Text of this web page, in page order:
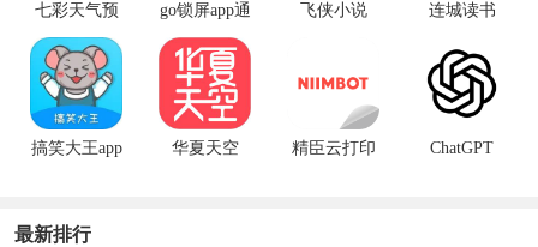
七彩天气预
报app
go锁屏app通
用版
飞侠小说 连城读书
搞笑大王app
华夏天空
精臣云打印
ChatGPT
最新排行